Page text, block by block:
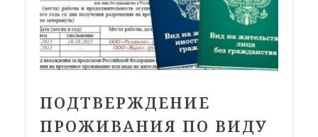
ПОДТВЕРЖДЕНИЕ
ПРОЖИВАНИЯ ПО ВИДУ